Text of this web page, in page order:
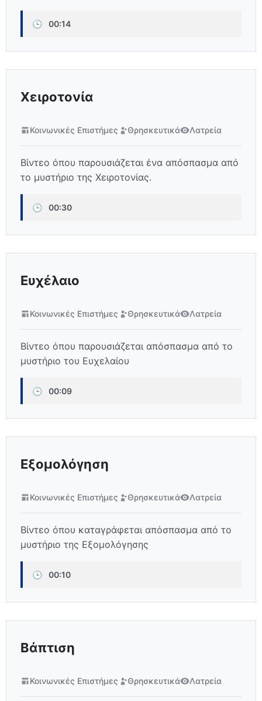
🕒 00:14
Χειροτονία
Κοινωνικές Επιστήμες Θρησκευτικά Λατρεία
Βίντεο όπου παρουσιάζεται ένα απόσπασμα από
το μυστήριο της Χειροτονίας.
🕒 00:30
Ευχέλαιο
Κοινωνικές Επιστήμες Θρησκευτικά Λατρεία
Βίντεο όπου παρουσιάζεται απόσπασμα από το
μυστήριο του Ευχελαίου
🕒 00:09
Εξομολόγηση
Κοινωνικές Επιστήμες Θρησκευτικά Λατρεία
Βίντεο όπου καταγράφεται απόσπασμα από το
μυστήριο της Εξομολόγησης
🕒 00:10
Βάπτιση
Κοινωνικές Επιστήμες Θρησκευτικά Λατρεία